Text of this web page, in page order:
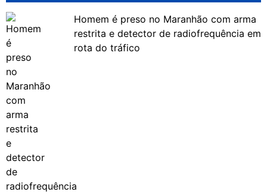
Homem é preso no Maranhão com arma
restrita e detector de radiofrequência em
rota do tráfico